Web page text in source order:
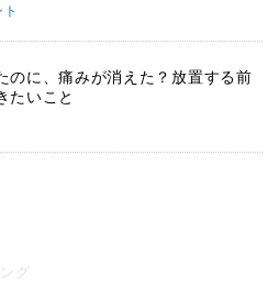
のに、痛みが消えた？放置する前
たいこと
グ